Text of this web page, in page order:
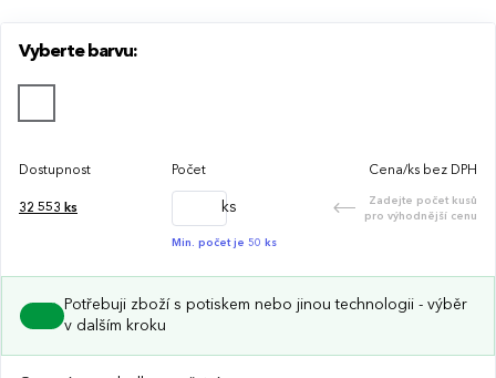
Vyberte barvu:
Dostupnost Počet Cena/ks bez DPH
32 553 ks ks
Zadejte počet kusů
pro výhodnější cenu
Min. počet je 50 ks
Potřebuji zboží s potiskem nebo jinou technologii - výběr
v dalším kroku